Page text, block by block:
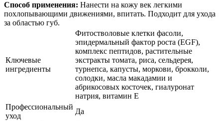
Способ применения: Нанести на кожу век легкими
похлопывающими движениями, впитать. Подходит для ухода
за областью губ.
Ключевые
ингредиенты
Фитостволовые клетки фасоли,
эпидермальный фактор роста (EGF),
комплекс пептидов, растительные
экстракты томата, риса, сельдерея,
турнепса, капусты, моркови, брокколи,
солодки, масла макадамии и
абрикосовых косточек, гиалуронат
натрия, витамин Е
Профессиональный
уход
Да